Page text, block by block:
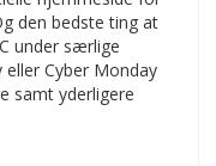
den bedste ting at
under særlige
eller Cyber Monday
samt yderligere